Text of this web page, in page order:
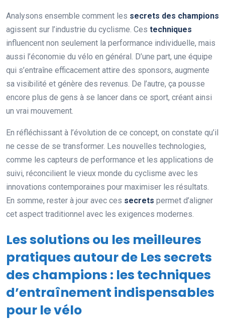
Analysons ensemble comment les secrets des champions
agissent sur l’industrie du cyclisme. Ces techniques
influencent non seulement la performance individuelle, mais
aussi l’économie du vélo en général. D’une part, une équipe
qui s’entraîne efficacement attire des sponsors, augmente
sa visibilité et génère des revenus. De l’autre, ça pousse
encore plus de gens à se lancer dans ce sport, créant ainsi
un vrai mouvement.
En réfléchissant à l’évolution de ce concept, on constate qu’il
ne cesse de se transformer. Les nouvelles technologies,
comme les capteurs de performance et les applications de
suivi, réconcilient le vieux monde du cyclisme avec les
innovations contemporaines pour maximiser les résultats.
En somme, rester à jour avec ces secrets permet d’aligner
cet aspect traditionnel avec les exigences modernes.
Les solutions ou les meilleures
pratiques autour de Les secrets
des champions : les techniques
d’entraînement indispensables
pour le vélo